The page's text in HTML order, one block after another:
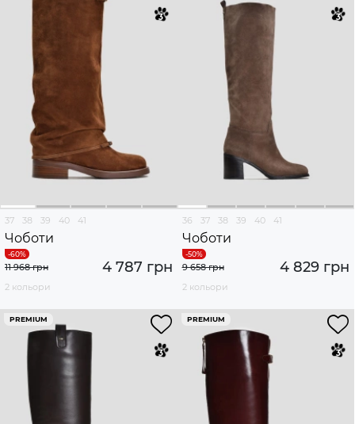
37 38 39 40 41
Чоботи
4 787 грн
11 968 грн
2 кольори
36 37 38 39 40 41
Чоботи
4 829 грн
9 658 грн
2 кольори
PREMIUM PREMIUM